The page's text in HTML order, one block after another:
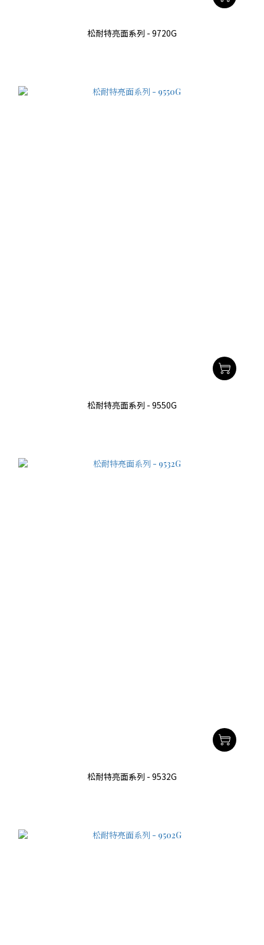
松耐特亮面系列 - 9720G
松耐特亮面系列 - 9550G
松耐特亮面系列 - 9532G